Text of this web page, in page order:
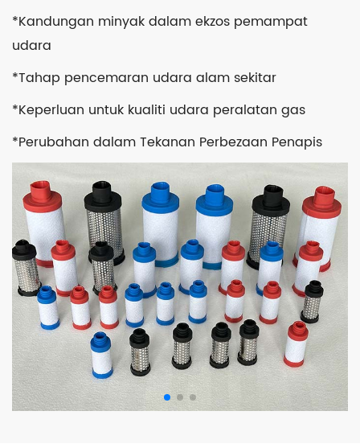
*Kandungan minyak dalam ekzos pemampat
udara
*Tahap pencemaran udara alam sekitar
*Keperluan untuk kualiti udara peralatan gas
*Perubahan dalam Tekanan Perbezaan Penapis